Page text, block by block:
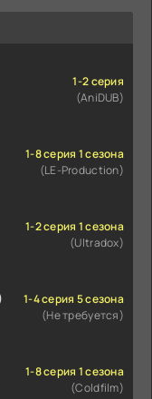
1-2 серия
(AniDUB)
1-8 серия 1 сезона
(LE-Production)
1-2 серия 1 сезона
(Ultradox)
1-4 серия 5 сезона
(Не требуется)
1-8 серия 1 сезона
(Coldfilm)